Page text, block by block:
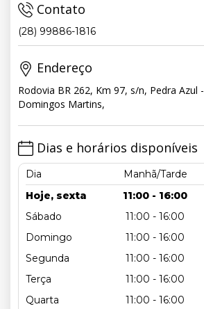
Contato
(28) 99886-1816
Endereço
Rodovia BR 262, Km 97, s/n, Pedra Azul -
Domingos Martins,
Dias e horários disponíveis
Dia Manhã/Tarde
Hoje, sexta
11:00 - 16:00
Sábado
11:00 - 16:00
Domingo
11:00 - 16:00
Segunda
11:00 - 16:00
Terça
11:00 - 16:00
Quarta
11:00 - 16:00